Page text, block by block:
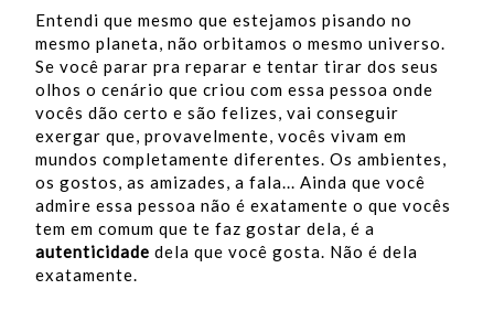
Entendi que mesmo que estejamos pisando no
mesmo planeta, não orbitamos o mesmo universo.
Se você parar pra reparar e tentar tirar dos seus
olhos o cenário que criou com essa pessoa onde
vocês dão certo e são felizes, vai conseguir
exergar que, provavelmente, vocês vivam em
mundos completamente diferentes. Os ambientes,
os gostos, as amizades, a fala... Ainda que você
admire essa pessoa não é exatamente o que vocês
tem em comum que te faz gostar dela, é a
autenticidade dela que você gosta. Não é dela
exatamente.